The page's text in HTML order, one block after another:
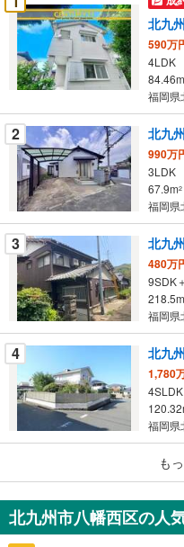
け
取
る
・
条
件
を
マ
ペ
ー
ジ
に
保
存
す
る
北九
590万
4LDK
84.46m
福岡県
2 北九
990万
3LDK
67.9m2
福岡県
3 北九
480万
9SDK
218.5m
福岡県
4 北九
1,780
4SLDK
福岡県
北九
380万
4LDK
86.11m
福岡県
も
北九州市八幡西区の人